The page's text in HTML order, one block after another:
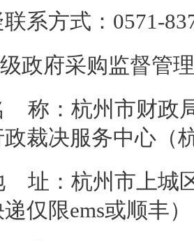
系方式： 0571-
政府采购监督管
称：杭州市财政
政裁决服务中心（
址：杭州市上城
递仅限ems或顺丰）